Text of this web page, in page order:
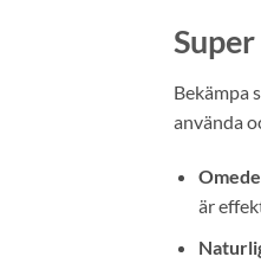
Bekämpa
använda
är